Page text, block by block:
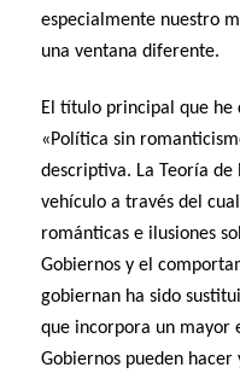
especialmente nuestro
una ventana diferente.
El título principal que he
«Política sin
descriptiva. La Teoría de
vehículo a través del
románticas e ilusiones
Gobiernos y el
gobiernan ha sido
que incorpora un mayor
Gobiernos pueden